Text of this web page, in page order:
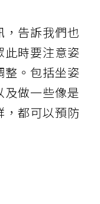
，告訴我們也
此時要注意姿
整。包括坐姿
及做一些像是
，都可以預防